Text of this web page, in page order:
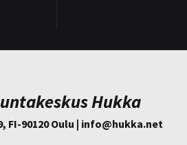
Hukka
FI-90120 Oulu | info@hukka.net